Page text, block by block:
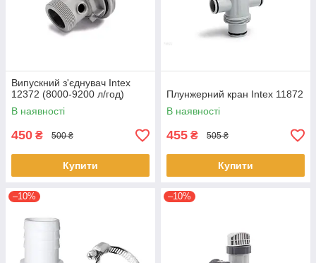
Випускний з'єднувач Intex
12372 (8000-9200 л/год)
В наявності
450 ₴ 500 ₴
Купити
Плунжерний кран Intex 11872
В наявності
455 ₴ 505 ₴
Купити
–10% –10%